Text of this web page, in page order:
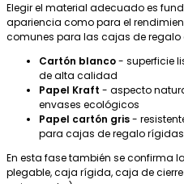
Elegir el material adecuado es
apariencia como para el
comunes para las cajas de regalo
Cartón blanco- superficie
de alta calidad
Papel Kraft - aspecto
envases ecológicos
Papel cartón gris-
para cajas de regalo rígidas
En esta fase también se confirma
plegable, caja rígida, caja de